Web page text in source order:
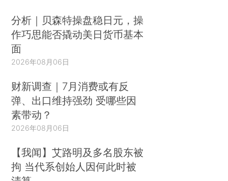
分析｜贝森特操盘稳日元，操
作巧思能否撬动美日货币基本
面
2026年08月06日
财新调查｜7月消费或有反
弹、出口维持强劲 受哪些因
素带动？
2026年08月06日
【我闻】艾路明及多名股东被
拘 当代系创始人因何此时被